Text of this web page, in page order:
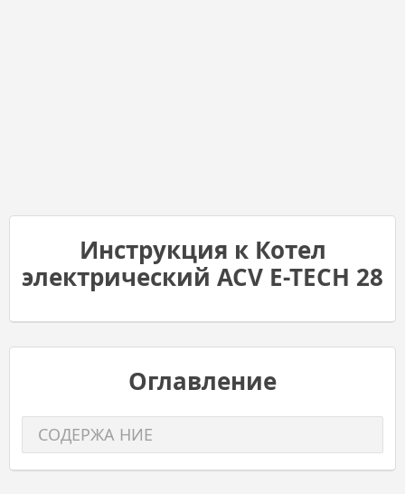
Инструкция к Котел
электрический ACV E-TECH 28
Оглавление
СОДЕРЖА НИЕ